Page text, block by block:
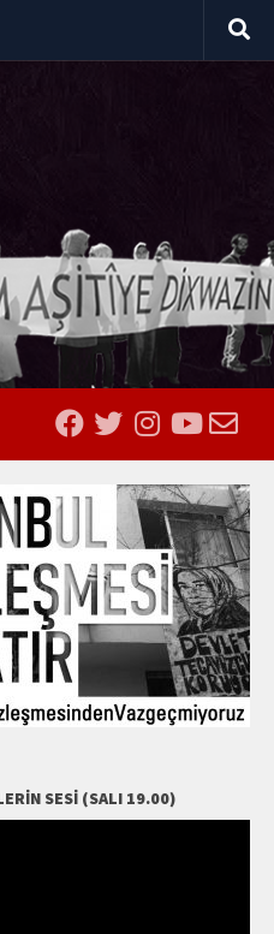
SESI (SALI 19.00)